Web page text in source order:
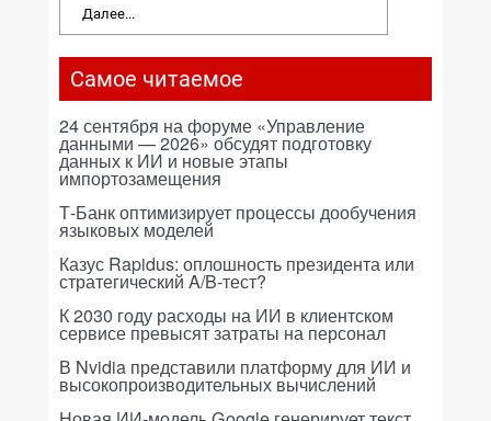
Далее...
Самое читаемое
24 сентября на форуме «Управление
данными — 2026» обсудят подготовку
данных к ИИ и новые этапы
импортозамещения
Т-Банк оптимизирует процессы дообучения
языковых моделей
Казус Rapidus: оплошность президента или
стратегический A/B-тест?
К 2030 году расходы на ИИ в клиентском
сервисе превысят затраты на персонал
В Nvidia представили платформу для ИИ и
высокопроизводительных вычислений